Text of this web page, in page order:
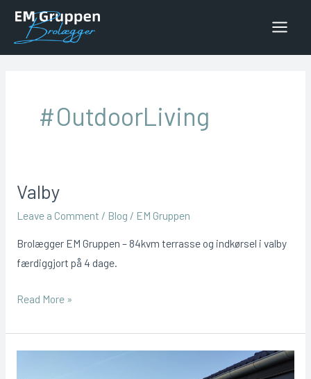
Skip
content
#OutdoorLiving
Valby
Leave a Comment / Blog / EM Gruppen
Brolægger EM Gruppen – 84kvm terrasse og indkørsel i valby
færdiggjort på 4 dage.
Valby
Read More »